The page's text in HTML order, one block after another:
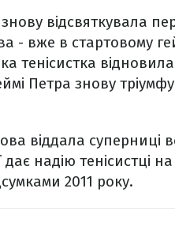
відсвяткувала
- вже в стартовому
тенісистка
Петра знову
віддала суперниці
надію тенісистці
2011 року.